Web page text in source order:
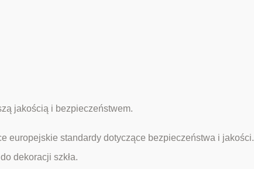
jakością i bezpieczeństwem.
europejskie standardy dotyczące bezpieczeństwa i jakości.
dekoracji szkła.